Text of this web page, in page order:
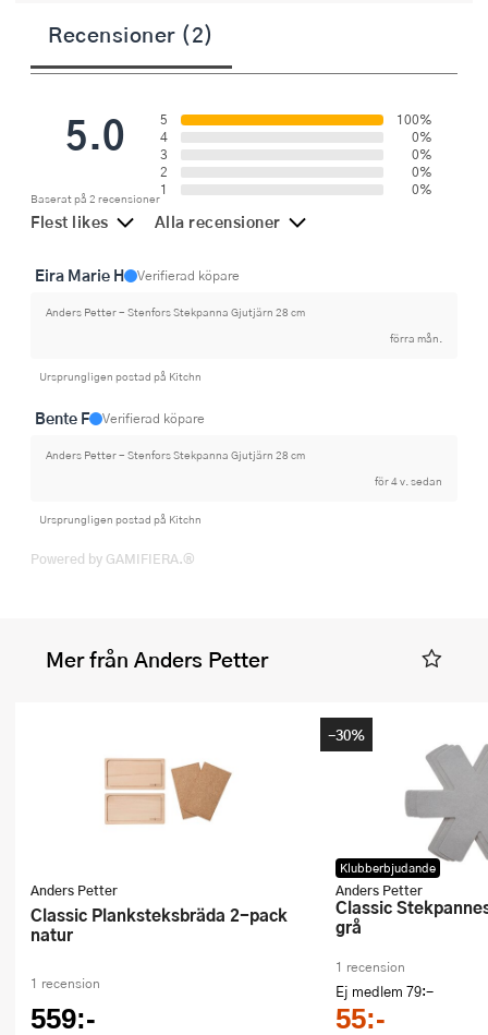
Recensioner (2)
5.0
Baserat på 2 recensioner
5
100%
4
0%
3
0%
2
0%
1
0%
Flest likes Alla recensioner
Eira Marie H Verifierad köpare
Anders Petter - Stenfors Stekpanna Gjutjärn 28 cm
förra mån.
Ursprungligen postad på Kitchn
Bente F Verifierad köpare
Anders Petter - Stenfors Stekpanna Gjutjärn 28 cm
för 4 v. sedan
Ursprungligen postad på Kitchn
Powered by GAMIFIERA.®
Mer från Anders Petter
Anders Petter
Classic Planksteksbräda 2-pack
natur
1 recension
559:-
Klubberbjudande
Anders Petter
Classic Stekpanneskydd 3-pack
grå
1 recension
Ej medlem 79:-
55:-
-30%